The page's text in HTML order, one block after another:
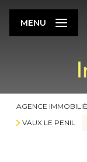
MENU
AGENCE
VAUX LE PENIL